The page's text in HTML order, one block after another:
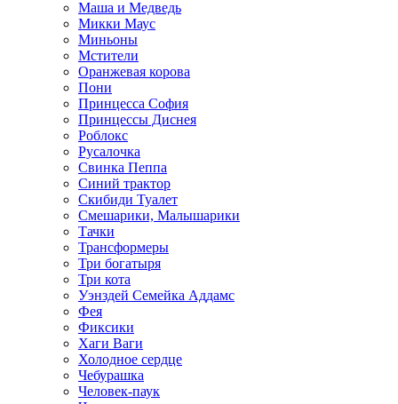
Маша и Медведь
Микки Маус
Миньоны
Мстители
Оранжевая корова
Пони
Принцесса София
Принцессы Диснея
Роблокс
Русалочка
Свинка Пеппа
Синий трактор
Скибиди Туалет
Смешарики, Малышарики
Тачки
Трансформеры
Три богатыря
Три кота
Уэнздей Семейка Аддамс
Фея
Фиксики
Хаги Ваги
Холодное сердце
Чебурашка
Человек-паук